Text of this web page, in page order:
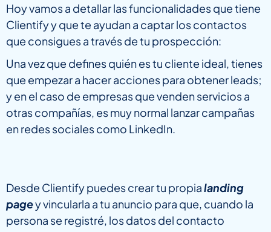
Hoy vamos a detallar las funcionalidades que tiene
Clientify y que te ayudan a captar los contactos
que consigues a través de tu prospección:
Una vez que defines quién es tu cliente ideal, tienes
que empezar a hacer acciones para obtener leads;
y en el caso de empresas que venden servicios a
otras compañías, es muy normal lanzar campañas
en redes sociales como LinkedIn.
Desde Clientify puedes crear tu propialanding
pagey vincularla a tu anuncio para que, cuando la
persona se registré, los datos del contacto